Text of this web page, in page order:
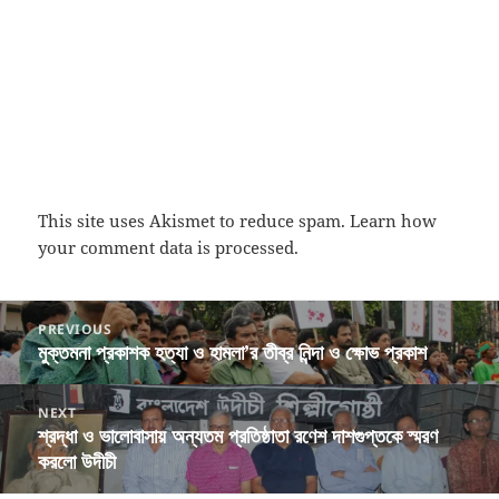
This site uses Akismet to reduce spam.Learn how
your comment data is processed.
Post
navigation
PREVIOUS
Previous
post:
মুক্তমনা প্রকাশক হত্যা ও হামলা’র তীব্র নিন্দা ও ক্ষোভ প্রকাশ
NEXT
Next
post:
শ্রদ্ধা ও ভালোবাসায় অন্যতম প্রতিষ্ঠাতা রণেশ দাশগুপ্তকে স্মরণ
করলো উদীচী